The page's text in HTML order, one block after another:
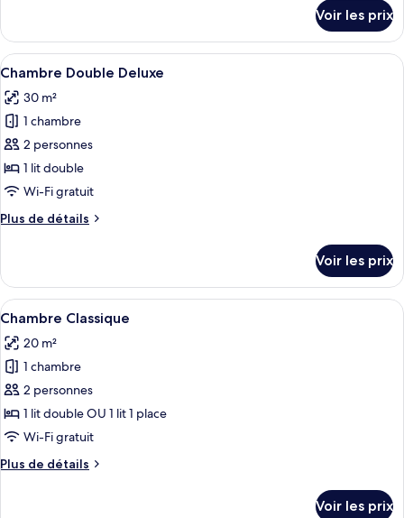
le
type
de
Suite
Royale
Voir les prix
Afficher
toutes
les
photos
pour
ce
type
chambre :
Deluxe
Une chambre d’hôtel avec un
4
Chambre Double Deluxe
30 m²
1 chambre
2 personnes
1 lit double
Wi-Fi gratuit
Plus de détails
Plus
le
type
de
Chambre
Double
Voir les prix
Afficher
toutes
les
photos
pour
ce
type
chambre :
Une chambre d’hôtel équipée d’un
4
Chambre Classique
20 m²
1 chambre
2 personnes
1 lit double OU 1 lit 1 place
Wi-Fi gratuit
Plus de détails
Plus
Voir les prix